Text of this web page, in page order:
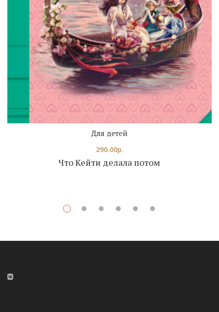
Что Кейти делала потом
Для детей
290.00р.